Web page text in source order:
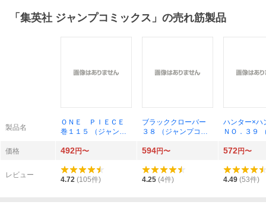
「 集英社 ジャンプコミックス 」の売れ筋製品
製品名
ＯＮＥ ＰＩＥＣＥ
巻１１５ （ジャンプ
一郎／著
ブラッククローバー
３８ （ジャンプコミ
著
ハンター×
ＮＯ．３９
義博／著
価格 492円〜 594円〜 572円〜
レビュー
4.72 (105件) 4.25 (4件) 4.49 (53件)